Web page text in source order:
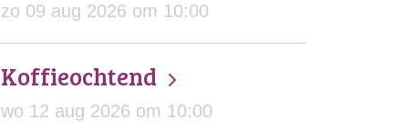
zo 09 aug 2026 om 10:00
Koffieochtend
wo 12 aug 2026 om 10:00